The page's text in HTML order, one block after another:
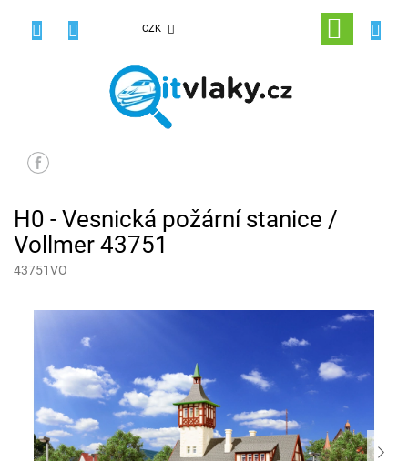
CZK
NÁKUPNÍ
KOŠÍK
H0 - Vesnická požární stanice /
Vollmer 43751
43751VO